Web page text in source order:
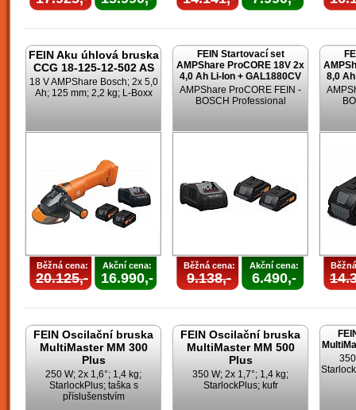
FEIN Aku úhlová bruska
CCG 18-125-12-502 AS
18 V AMPShare Bosch; 2x 5,0
Ah; 125 mm; 2,2 kg; L-Boxx
Běžná cena:
20.125,-
Akční cena:
16.990,-
FEIN Startovací set
AMPShare ProCORE 18V 2x
4,0 Ah Li-Ion + GAL1880CV
AMPShare ProCORE FEIN -
BOSCH Professional
Běžná cena:
9.138,-
Akční cena:
6.490,-
8,0
FEIN Oscilační bruska
MultiMaster MM 300
Plus
250 W; 2x 1,6°; 1,4 kg;
StarlockPlus; taška s
příslušenstvím
FEIN Oscilační bruska
MultiMaster MM 500
Plus
350 W; 2x 1,7°; 1,4 kg;
StarlockPlus; kufr